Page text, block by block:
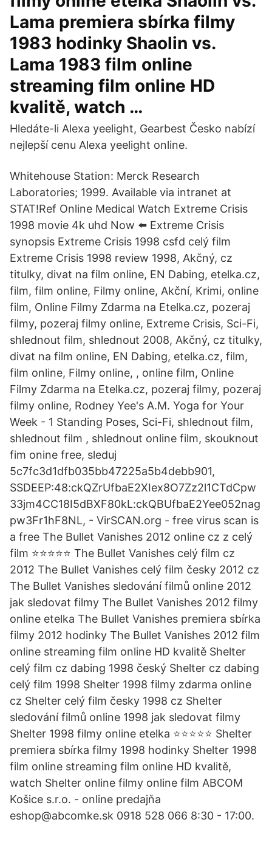
Lama premiera sbírka filmy
1983 hodinky Shaolin vs.
Lama 1983 film online
streaming film online HD
kvalitě, watch …
Hledáte-li Alexa yeelight, Gearbest Česko nabízí
nejlepší cenu Alexa yeelight online.
Whitehouse Station: Merck Research
Laboratories; 1999. Available via intranet at
STAT!Ref Online Medical ️Watch Extreme Crisis
1998 movie 4k uhd Now ⬅️ Extreme Crisis
synopsis Extreme Crisis 1998 csfd celý film
Extreme Crisis 1998 review 1998, Akčný, cz
titulky, divat na film online, EN Dabing, etelka.cz,
film, film online, Filmy online, Akční, Krimi, online
film, Online Filmy Zdarma na Etelka.cz, pozeraj
filmy, pozeraj filmy online, Extreme Crisis, Sci-Fi,
shlednout film, shlednout 2008, Akčný, cz titulky,
divat na film online, EN Dabing, etelka.cz, film,
film online, Filmy online, , online film, Online
Filmy Zdarma na Etelka.cz, pozeraj filmy, pozeraj
filmy online, Rodney Yee's A.M. Yoga for Your
Week - 1 Standing Poses, Sci-Fi, shlednout film,
shlednout film , shlednout online film, skouknout
fim onine free, sleduj
5c7fc3d1dfb035bb47225a5b4debb901,
SSDEEP:48:ckQZrUfbaE2XIex8O7Zz2l1CTdCpw
33jm4CC18I5dBXF80kL:ckQBUfbaE2Yee052nag
pw3Fr1hF8NL, - VirSCAN.org - free virus scan is
a free The Bullet Vanishes 2012 online cz z celý
film ⭐⭐⭐⭐⭐ The Bullet Vanishes celý film cz
2012 The Bullet Vanishes celý film česky 2012 cz
The Bullet Vanishes sledování filmů online 2012
jak sledovat filmy The Bullet Vanishes 2012 filmy
online etelka The Bullet Vanishes premiera sbírka
filmy 2012 hodinky The Bullet Vanishes 2012 film
online streaming film online HD kvalitě Shelter
celý film cz dabing 1998 český Shelter cz dabing
celý film 1998 Shelter 1998 filmy zdarma online
cz Shelter celý film česky 1998 cz Shelter
sledování filmů online 1998 jak sledovat filmy
Shelter 1998 filmy online etelka ⭐⭐⭐⭐⭐ Shelter
premiera sbírka filmy 1998 hodinky Shelter 1998
film online streaming film online HD kvalitě,
watch Shelter online filmy online film ABCOM
Košice s.r.o. - online predajňa
eshop@abcomke.sk 0918 528 066 8:30 - 17:00.